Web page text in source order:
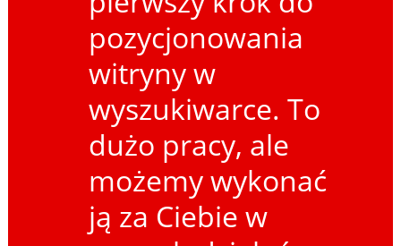
pozycjonowania
witryny w
wyszukiwarce. To
dużo pracy, ale
możemy wykonać
ją za Ciebie w